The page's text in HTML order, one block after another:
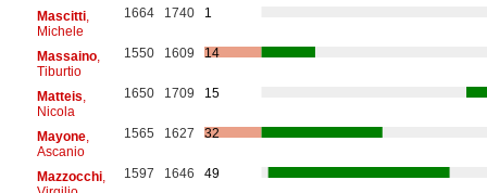
Mascitti,
Michele
1664 1740 1
Massaino,
Tiburtio
1550 1609 14
Matteis
Nicola
1650 1709 15
Mayone,
Ascanio
1565 1627 32
Mazzocchi,
1597 1646 49